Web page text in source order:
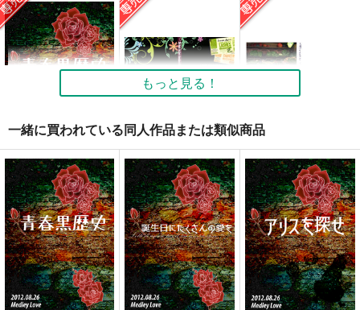
アリスを探せ
Medley Love
専売 880円（税込）
家庭教師ヒットマンREBORN！
サンプル
カート
誕生日にたくさんの愛
を
Medley Love
専売 550円（税込）
サンプル
カート
青春黒歴史
専売 1,100
カート
青春黒歴史
Medley Love
専売 1,100円（税込）
家庭教師ヒットマンREBORN！
リボーン×沢田綱吉
サンプル
De kat in het donker
kunijpen2 未来からの
使者と皇帝の願い
Medley Love
専売 1,642円（税込）
家庭教師ヒットマンREBORN！
リボーン×沢田綱吉
サンプル
Trouble Travel vol.2
Medley Love
専売 1,100円（税込）
家庭教師ヒットマンREBORN！
リボーン×沢田綱吉
サンプル
もっと見る！
一緒に買われている同人作品または類似商品